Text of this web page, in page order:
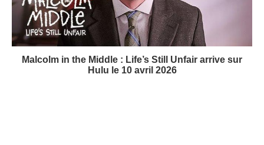
Malcolm in the Middle : Life’s Still Unfair arrive sur
Hulu le 10 avril 2026